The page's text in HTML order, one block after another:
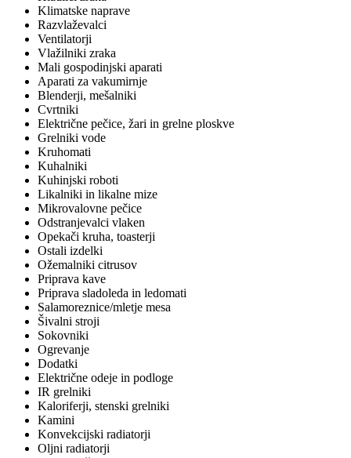
Klimatske naprave
Razvlaževalci
Ventilatorji
Vlažilniki zraka
Mali gospodinjski aparati
Aparati za vakumirnje
Blenderji, mešalniki
Cvrtniki
Električne pečice, žari in grelne ploskve
Grelniki vode
Kruhomati
Kuhalniki
Kuhinjski roboti
Likalniki in likalne mize
Mikrovalovne pečice
Odstranjevalci vlaken
Opekači kruha, toasterji
Ostali izdelki
Ožemalniki citrusov
Priprava kave
Priprava sladoleda in ledomati
Salamoreznice/mletje mesa
Šivalni stroji
Sokovniki
Ogrevanje
Dodatki
Električne odeje in podloge
IR grelniki
Kaloriferji, stenski grelniki
Kamini
Konvekcijski radiatorji
Oljni radiatorji